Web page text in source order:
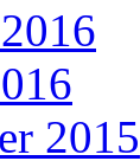
2015